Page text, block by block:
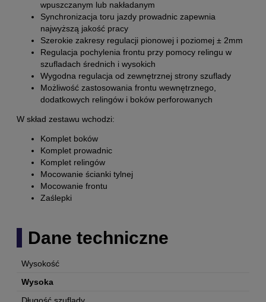
wpuszczanym lub nakładanym
Synchronizacja toru jazdy prowadnic zapewnia
najwyższą jakość pracy
Szerokie zakresy regulacji pionowej i poziomej ± 2mm
Regulacja pochylenia frontu przy pomocy relingu w
szufladach średnich i wysokich
Wygodna regulacja od zewnętrznej strony szuflady
Możliwość zastosowania frontu wewnętrznego,
dodatkowych relingów i boków perforowanych
W skład zestawu wchodzi:
Komplet boków
Komplet prowadnic
Komplet relingów
Mocowanie ścianki tylnej
Mocowanie frontu
Zaślepki
Dane techniczne
Wysokość
Wysoka
Długość szuflady